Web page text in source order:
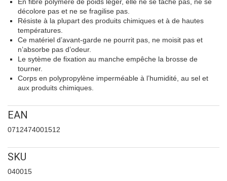
En fibre polymère de poids léger, elle ne se tache pas, ne se
décolore pas et ne se fragilise pas.
Résiste à la plupart des produits chimiques et à de hautes
températures.
Ce matériel d’avant-garde ne pourrit pas, ne moisit pas et
n’absorbe pas d’odeur.
Le sytème de fixation au manche empêche la brosse de
tourner.
Corps en polypropylène imperméable à l’humidité, au sel et
aux produits chimiques.
EAN
0712474001512
SKU
040015